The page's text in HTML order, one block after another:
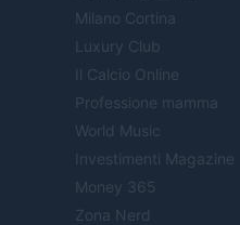
Milano Cortina
Luxury Club
Il Calcio Online
Professione mamma
World Music
Investimenti Magazine
Money 365
Zona Nerd